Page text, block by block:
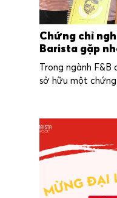
Chứng chỉ
Barista gặp
Trong ngành
sở hữu một